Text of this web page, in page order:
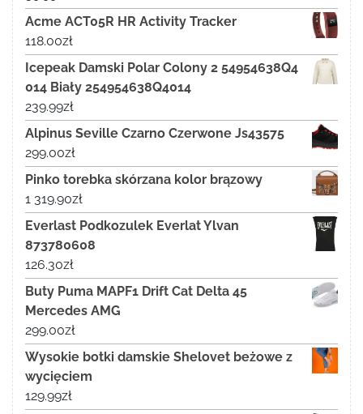
Acme ACT05R HR Activity Tracker
118.00zł
Icepeak Damski Polar Colony 2 54954638Q4
014 Biały 254954638Q4014
239.99zł
Alpinus Seville Czarno Czerwone Js43575
299.00zł
Pinko torebka skórzana kolor brązowy
1 319.90zł
Everlast Podkozulek Everlat Ylvan
873780608
126.30zł
Buty Puma MAPF1 Drift Cat Delta 45
Mercedes AMG
299.00zł
Wysokie botki damskie Shelovet beżowe z
wycięciem
129.99zł